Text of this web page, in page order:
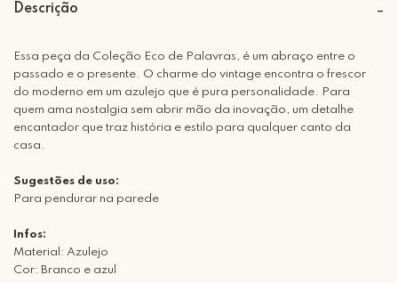
Descrição
Essa peça da Coleção Eco de Palavras, é um abraço entre o
passado e o presente. O charme do vintage encontra o frescor
do moderno em um azulejo que é pura personalidade. Para
quem ama nostalgia sem abrir mão da inovação, um detalhe
encantador que traz história e estilo para qualquer canto da
casa.
Sugestões de uso:
Para pendurar na parede
Infos:
Material: Azulejo
Cor: Branco e azul